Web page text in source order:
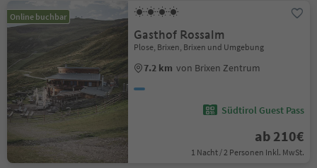
Online buchbar
Gasthof Rossalm
Plose, Brixen, Brixen und Umgebung
7.2 km von Brixen Zentrum
Südtirol Guest Pass
ab 210€
1 Nacht / 2 Personen Inkl. MwSt.